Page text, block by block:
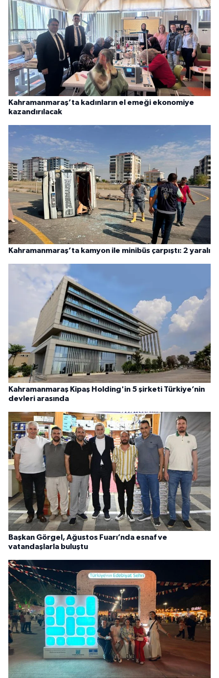
Kahramanmaraş’ta kadınların el emeği ekonomiye
kazandırılacak
Kahramanmaraş’ta kamyon ile minibüs çarpıştı: 2 yaralı
Kahramanmaraş Kipaş Holding'in 5 şirketi Türkiye’nin
devleri arasında
Başkan Görgel, Ağustos Fuarı’nda esnaf ve
vatandaşlarla buluştu